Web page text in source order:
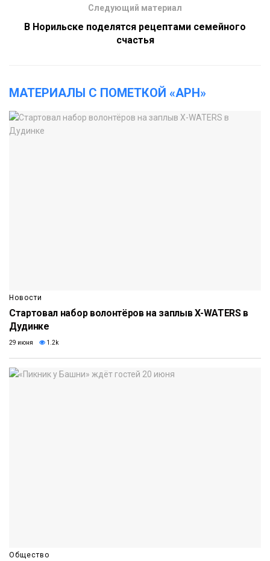
Следующий материал
В Норильске поделятся рецептами семейного
счастья
МАТЕРИАЛЫ С ПОМЕТКОЙ «АРН»
Новости
Стартовал набор волонтёров на заплыв X-WATERS в
Дудинке
29 июня 1.2k
Общество